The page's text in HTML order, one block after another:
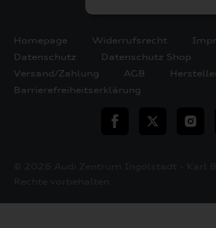
Homepage Widerrufsrecht
Datenschutz
Datenschutz Shop
Versand/Zahlung
AGB
Barrierefreiheitserklärung
teilen Twitter